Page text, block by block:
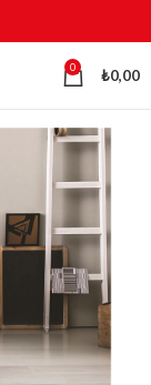
0 ₺0,00